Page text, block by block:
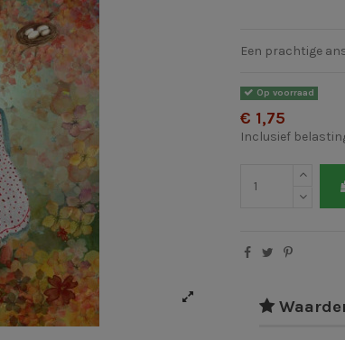
Een prachtige
Op voorraad
€ 1,75
Inclusief